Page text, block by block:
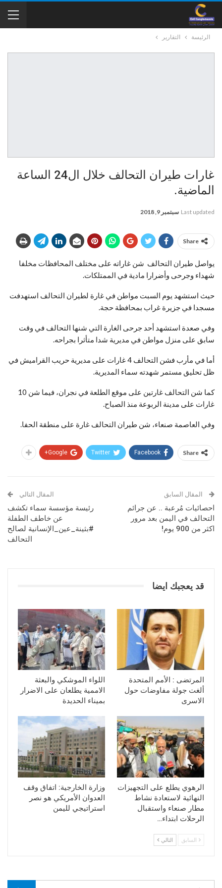
الرئيسة التقارير
غارات طيران التحالف خلال ال24 الساعة
الماضية.
Last updated سبتمبر 9, 2018
Share
يواصل طيران التحالف شن غاراته على مختلف المحافظات مخلفا
شهداء وجرحى وأضرارا مادية في الممتلكات.
حيث استشهد يوم السبت مواطن في غارة لطيران التحالف استهدفت
مسجدا في جزيرة غراب بمحافظة حجة.
وفي صعدة استشهد أحد جرحى الغارة التي شنها التحالف في وقت
سابق على منزل مواطن في مديرية شدا متأثرا بجراحه.
أما في مأرب فشن التحالف 4 غارات على مديرية حريب القراميش في
ظل تحليق مستمر شهدته سماء المديرية.
كما شن التحالف غارتين على موقع الطلعة في نجران، فيما شن 10
غارات على مدينة الربوعة منذ الصباح.
وفي العاصمة صنعاء، شن طيران التحالف غارة على منطقة الحفا.
Share
Facebook
Twitter
Google+
المقال السابق
احصائيات مُرعبة .. عن جرائم
التحالف في اليمن بعد مرور
اكثر من 900 يوم!
المقال التالي
رئيسة مؤسسة سماء تكشف
عن خاطف الطفلة
#بثينة_عين_الإنسانية لصالح
التحالف
قد يعجبك ايضا
المرتضى : الأمم المتحدة
ألغت جولة مفاوضات حول
الاسرى
اللواء الموشكي والبعثة
الاممية يطلعان على الاضرار
بميناء الحديدة
الرهوي يطلع على التجهيزات
النهائية لاستعادة نشاط
مطار صنعاء واستقبال
الرحلات ابتداء…
وزارة الخارجية: اتفاق وقف
العدوان الأمريكي هو نصر
استراتيجي لليمن
السابق التالي